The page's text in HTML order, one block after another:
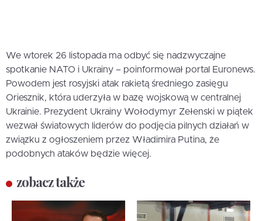
We wtorek 26 listopada ma odbyć się nadzwyczajne
spotkanie NATO i Ukrainy – poinformował portal Euronews.
Powodem jest rosyjski atak rakietą średniego zasięgu
Oriesznik, która uderzyła w bazę wojskową w centralnej
Ukrainie. Prezydent Ukrainy Wołodymyr Zełenski w piątek
wezwał światowych liderów do podjęcia pilnych działań w
związku z ogłoszeniem przez Władimira Putina, że
podobnych ataków będzie więcej.
zobacz także